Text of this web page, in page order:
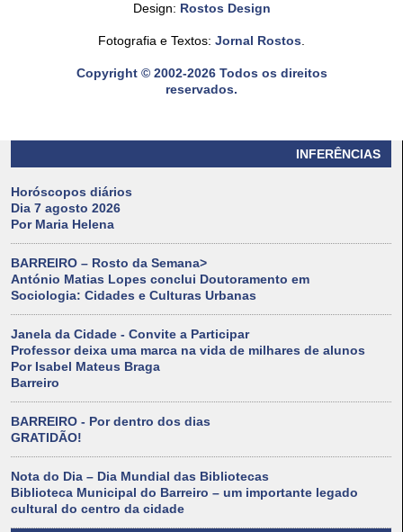
INFERÊNCIAS
Horóscopos diários
Dia 7 agosto 2026
Por Maria Helena
BARREIRO – Rosto da Semana>
António Matias Lopes conclui Doutoramento em
Sociologia: Cidades e Culturas Urbanas
Janela da Cidade - Convite a Participar
Professor deixa uma marca na vida de milhares de alunos
Por Isabel Mateus Braga
Barreiro
BARREIRO - Por dentro dos dias
GRATIDÃO!
Nota do Dia – Dia Mundial das Bibliotecas
Biblioteca Municipal do Barreiro – um importante legado
cultural do centro da cidade
Design: Rostos Design
Fotografia e Textos: Jornal Rostos.
Copyright © 2002-2026 Todos os direitos
reservados.